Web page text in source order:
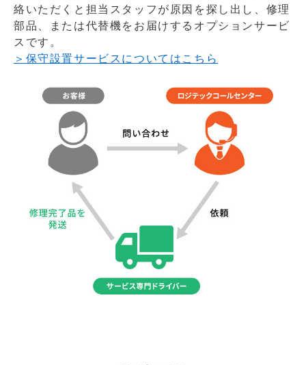
絡いただくと担当スタッフが原因を探し出し、修理
部品、または代替機をお届けするオプションサービ
スです。
＞保守設置サービスについてはこちら